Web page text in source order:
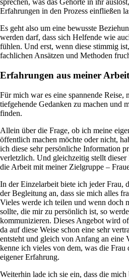
sprechen, was das Gehörte in ihr
Erfahrungen in den Prozess einfließen
Es geht also um eine bewusste
werden darf, dass sich Helfende wie
fühlen. Und erst, wenn diese stimmig
fachlichen Ansätzen und Methoden
Erfahrungen aus meiner Arbeit
Für mich war es eine spannende Reise,
tiefgehende Gedanken zu machen und
finden.
Allein über die Frage, ob ich meine
öffentlich machen möchte oder nicht,
ich diese sehr persönliche Information
verletzlich. Und gleichzeitig stellt dieser
die Arbeit mit meiner Zielgruppe –
In der Einzelarbeit biete ich jeder Frau,
der Begleitung an, dass sie mich alles
Vieles werde ich teilen und wenn doch
sollte, die mir zu persönlich ist, so
kommunizieren. Dieses Angebot wird
da auf diese Weise schon eine sehr
entsteht und gleich von Anfang an eine
kenne ich vieles von dem, was die Frau
eigener Erfahrung.
Weiterhin lade ich sie ein, dass die